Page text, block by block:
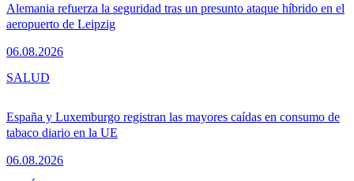
Alemania refuerza la seguridad tras un presunto ataque híbrido en el
aeropuerto de Leipzig
06.08.2026
España y Luxemburgo registran las mayores caídas en consumo de
tabaco diario en la UE
06.08.2026
SALUD